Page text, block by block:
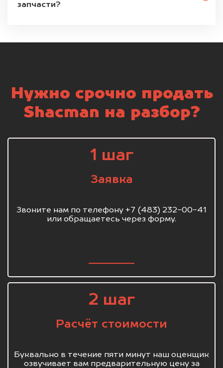
запчасти?
Нужно срочно продать
Shacman на разбор?
1 шаг
Заявка
Звоните нам по телефону +7 (483) 232-00-41
или обращаетесь через форму.
2 шаг
Расчёт стоимости
Буквально в течение пяти минут наш оценщик
озвучивает вам предварительную цену за